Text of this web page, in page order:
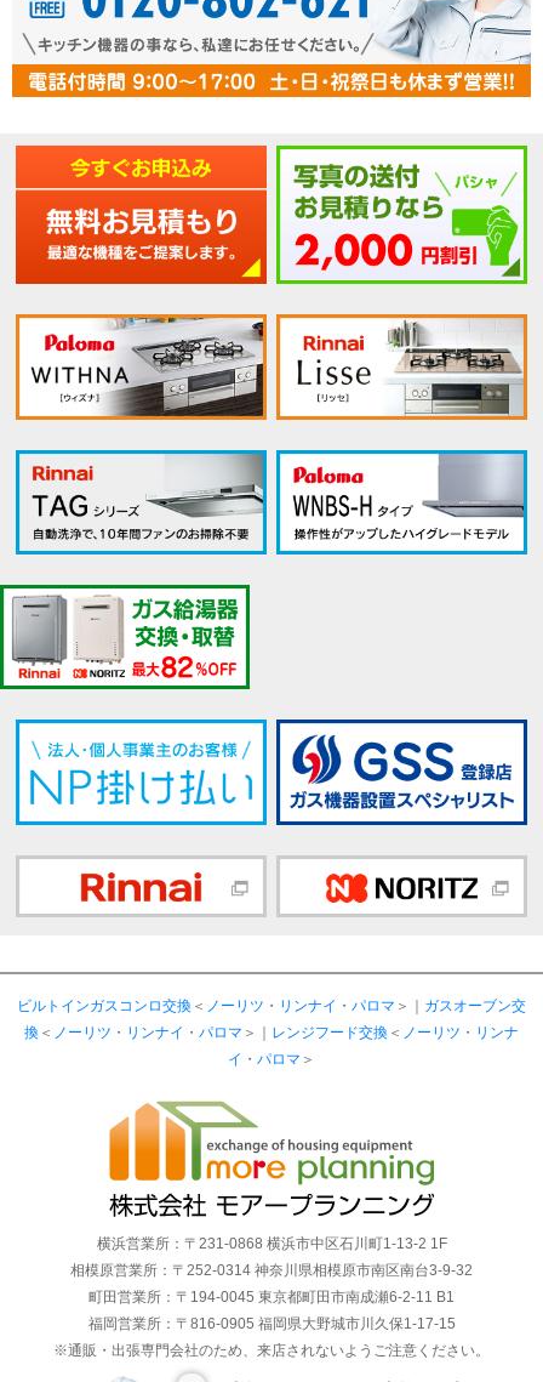
ビルトインガスコンロ交換 ＜ ノーリツ ・ リンナイ ・ パロマ ＞｜ ガスオーブン交
換 ＜ ノーリツ ・ リンナイ ・ パロマ ＞｜ レンジフード交換 ＜ ノーリツ ・ リンナ
イ ・ パロマ ＞
横浜営業所：〒231-0868 横浜市中区石川町1-13-2 1F
相模原営業所：〒252-0314 神奈川県相模原市南区南台3-9-32
町田営業所：〒194-0045 東京都町田市南成瀬6-2-11 B1
福岡営業所：〒816-0905 福岡県大野城市川久保1-17-15
※通販・出張専門会社のため、来店されないようご注意ください。